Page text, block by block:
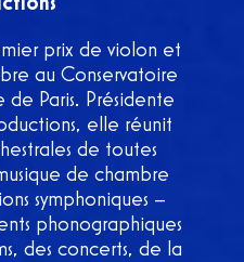
prix de violon et
au Conservatoire
de Paris. Présidente
elle réunit
de toutes
de chambre
symphoniques –
phonographiques
des concerts, de la